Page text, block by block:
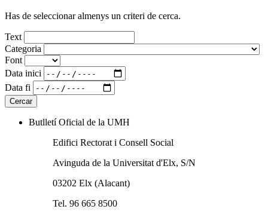
Has de seleccionar almenys un criteri de cerca.
Text
Categoria
Font
Data inici
Data fi
Butlletí Oficial de la UMH
Edifici Rectorat i Consell Social
Avinguda de la Universitat d'Elx, S/N
03202 Elx (Alacant)
Tel. 96 665 8500